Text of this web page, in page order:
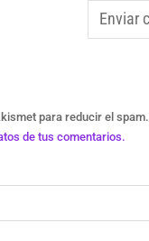
para reducir el spam.
de tus comentarios.